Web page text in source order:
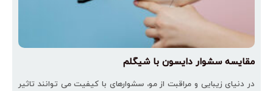
مقایسه سشوار دایسون با شیگلم
در دنیای زیبایی و مراقبت از مو، سشوارهای با کیفیت می ‌توانند تاثیر